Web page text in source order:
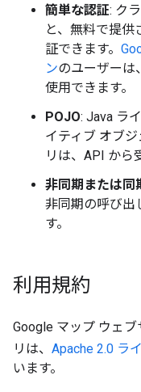
簡単な認証: ク
と、無料で提
証できます。
ンのユーザーは、
使用できます。
POJO: Java ラ
イティブ オブ
リは、API から
非同期または同
非同期の呼び出
す。
利用規約
Google マップ ウェ
リは、 Apache 2.0 ラ
います。